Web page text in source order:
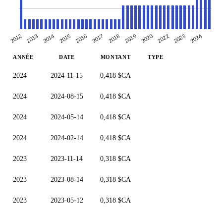
2012 2013 2014 2015 2016 2017 2018 2019 2020 2022 2023 2024
ANNÉE DATE MONTANT TYPE
2024 2024-11-15 0,418 $CA
2024 2024-08-15 0,418 $CA
2024 2024-05-14 0,418 $CA
2024 2024-02-14 0,418 $CA
2023 2023-11-14 0,318 $CA
2023 2023-08-14 0,318 $CA
2023 2023-05-12 0,318 $CA